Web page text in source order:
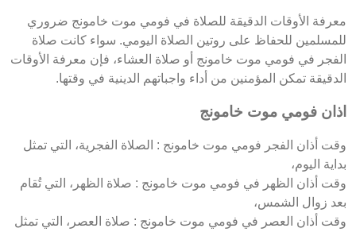
معرفة الأوقات الدقيقة للصلاة في فومي موت خامونج ضروري
للمسلمين للحفاظ على روتين الصلاة اليومي. سواء كانت صلاة
الفجر في فومي موت خامونج أو صلاة العشاء، فإن معرفة الأوقات
الدقيقة تمكن المؤمنين من أداء واجباتهم الدينية في وقتها.
اذان فومي موت خامونج
وقت أذان الفجر فومي موت خامونج : الصلاة الفجرية، التي تمثل
بداية اليوم،
وقت أذان الظهر في فومي موت خامونج : صلاة الظهر، التي تُقام
بعد زوال الشمس،
وقت أذان العصر في فومي موت خامونج : صلاة العصر، التي تمثل